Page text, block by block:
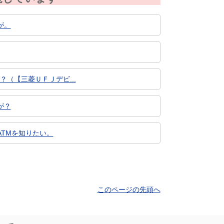
（【三菱ＵＦＪデビ...
？
を知りたい。
このページの先頭へ